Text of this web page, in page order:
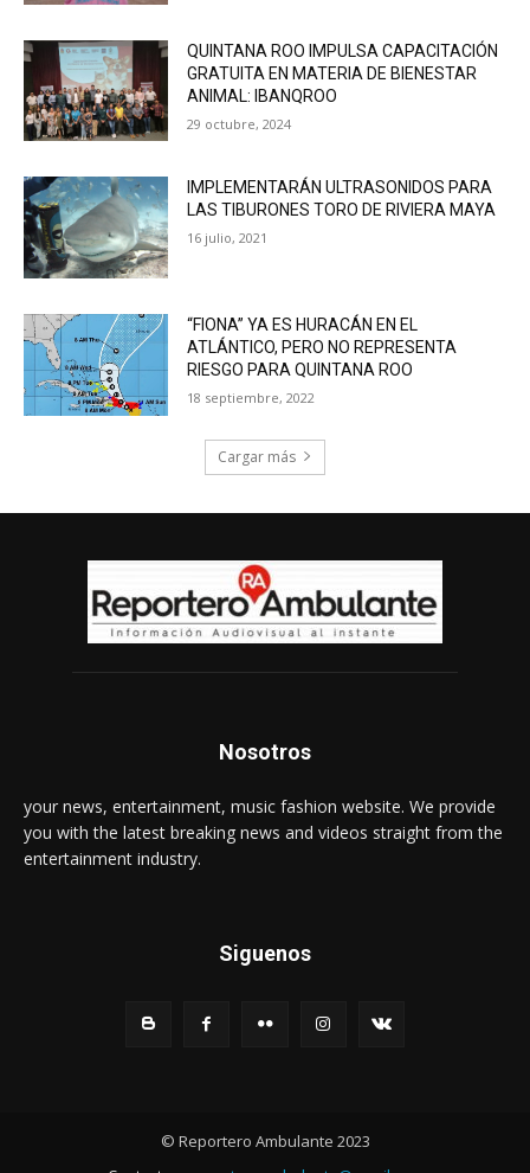
QUINTANA ROO IMPULSA CAPACITACIÓN
GRATUITA EN MATERIA DE BIENESTAR
ANIMAL: IBANQROO
29 octubre, 2024
IMPLEMENTARÁN ULTRASONIDOS PARA
LAS TIBURONES TORO DE RIVIERA MAYA
16 julio, 2021
“FIONA” YA ES HURACÁN EN EL
ATLÁNTICO, PERO NO REPRESENTA
RIESGO PARA QUINTANA ROO
18 septiembre, 2022
Cargar más
Nosotros
your news, entertainment, music fashion website. We provide
you with the latest breaking news and videos straight from the
entertainment industry.
Siguenos
© Reportero Ambulante 2023